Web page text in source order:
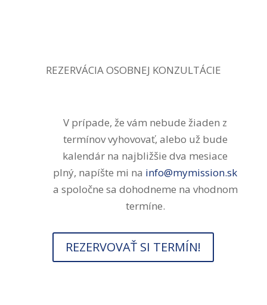
REZERVÁCIA OSOBNEJ KONZULTÁCIE
V prípade, že vám nebude žiaden z
termínov vyhovovať, alebo už bude
kalendár na najbližšie dva mesiace
plný, napíšte mi na info@mymission.sk
a spoločne sa dohodneme na vhodnom
termíne.
REZERVOVAŤ SI TERMÍN!